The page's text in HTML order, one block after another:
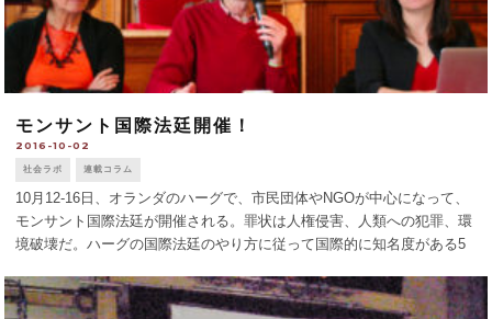
モンサント国際法廷開催！
2016-10-02
社会ラボ 連載コラム
10月12-16日、オランダのハーグで、市民団体やNGOが中心になって、
モンサント国際法廷が開催される。罪状は人権侵害、人類への犯罪、環
境破壊だ。ハーグの国際法廷のやり方に従って国際的に知名度がある5
年創立の多国 [...]